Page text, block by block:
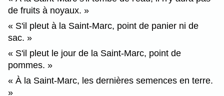
de fruits à noyaux.
S'il pleut à la Saint-Marc, point de panier ni de
sac.
S'il pleut le jour de la Saint-Marc, point de
pommes.
À la Saint-Marc, les dernières semences en terre.